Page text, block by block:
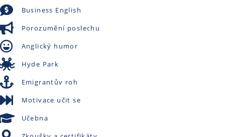
Business English
Porozumění poslechu
Anglický humor
Hyde Park
Emigrantův roh
Motivace učit se
Učebna